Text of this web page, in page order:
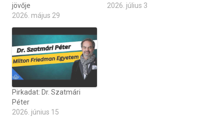
jövője
2026. május 29
2026. július 3
Pirkadat: Dr. Szatmári
Péter
2026. június 15